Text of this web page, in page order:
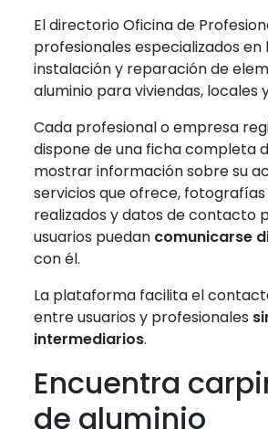
El directorio Oficina de
profesionales especializados
instalación y reparación de
aluminio para viviendas, locales
Cada profesional o empresa
dispone de una ficha completa
mostrar información sobre su
servicios que ofrece,
realizados y datos de contacto
usuarios puedan comunicarse
con él.
La plataforma facilita el
entre usuarios y profesionales
intermediarios.
Encuentra
de aluminio